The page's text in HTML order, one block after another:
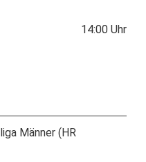
14:00 Uhr
Männer (HR